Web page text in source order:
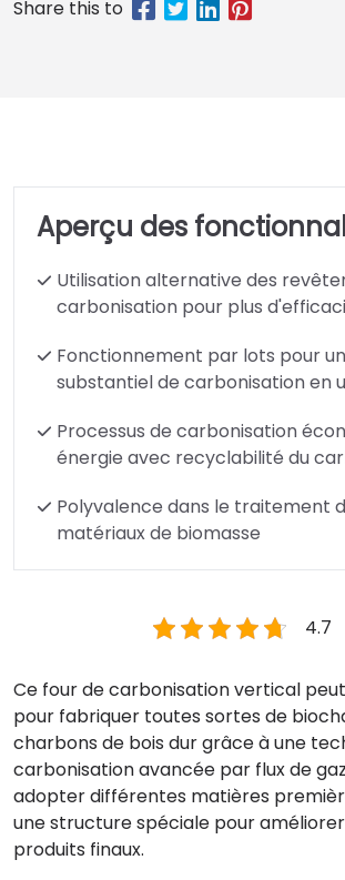
Aperçu des
Utilisation alternative des
carbonisation pour plus
Fonctionnement par lots pour
substantiel de carbonisation en
Processus de carbonisation
énergie avec recyclabilité du
Polyvalence dans le traitement
matériaux de biomasse
4.7
Ce four de carbonisation vertical
pour fabriquer toutes sortes de
charbons de bois dur grâce à une
carbonisation avancée par flux de
adopter différentes matières
une structure spéciale pour
produits finaux.